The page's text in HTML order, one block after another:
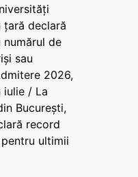
țară declară
de
sau
2026,
iulie / La
București,
record
ultimii